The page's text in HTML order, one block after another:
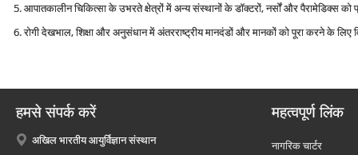
आपातकालीन चिकित्सा के उभरते क्षेत्रों में अन्य संस्थानों के डॉक्टरों, नर्सों और पैरामेडिक्स को
रोगी देखभाल, शिक्षा और अनुसंधान में अंतरराष्ट्रीय मानदंडों और मानकों को पूरा करने के लिए
हमसे संपर्क करें
अखिल भारतीय आयुर्विज्ञान संस्थान
महत्वपूर्ण लिंक
नागरिक चार्टर